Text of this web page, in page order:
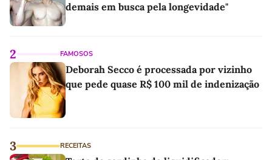
demais em busca pela longevidade"
2 FAMOSOS
Deborah Secco é processada por vizinho
que pede quase R$ 100 mil de indenização
3 RECEITAS